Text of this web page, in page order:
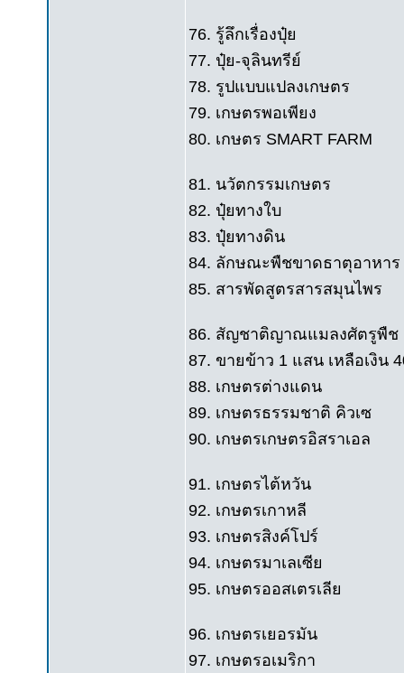
76. รู้ลึกเรื่องปุ๋ย
77. ปุ๋ย-จุลินทรีย์
78. รูปแบบแปลงเกษตร
79. เกษตรพอเพียง
80. เกษตร SMART FARM
81. นวัตกรรมเกษตร
82. ปุ๋ยทางใบ
83. ปุ๋ยทางดิน
84. ลักษณะพืชขาดธาตุอาหาร
85. สารพัดสูตรสารสมุนไพร
86. สัญชาติญาณแมลงศัตรูพืช
87. ขายข้าว 1 แสน เหลือเงิน
88. เกษตรต่างแดน
89. เกษตรธรรมชาติ คิวเซ
90. เกษตรเกษตรอิสราเอล
91. เกษตรไต้หวัน
92. เกษตรเกาหลี
93. เกษตรสิงค์โปร์
94. เกษตรมาเลเซีย
95. เกษตรออสเตรเลีย
96. เกษตรเยอรมัน
97. เกษตรอเมริกา